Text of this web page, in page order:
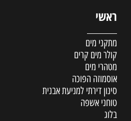
ראשי
מתקני מים
קולר מים קרים
מטהרי מים
אוסמוזה הפוכה
סינון דירתי למניעת אבנית
טוחני אשפה
בלוג